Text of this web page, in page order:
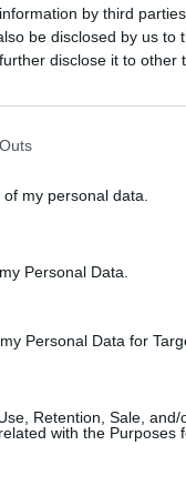
by third
be disclosed by us to
disclose it to other
my personal data.
Personal Data.
Personal Data for
Retention, Sale, and/
with the Purposes
pamiršome,